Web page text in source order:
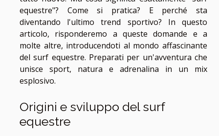
equestre"? Come si pratica? E perché sta
diventando l'ultimo trend sportivo? In questo
articolo, risponderemo a queste domande e a
molte altre, introducendoti al mondo affascinante
del surf equestre. Preparati per un'avventura che
unisce sport, natura e adrenalina in un mix
esplosivo.
Origini e sviluppo del surf
equestre